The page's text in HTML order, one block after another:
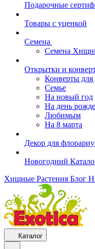
Подарочные
Товары с уценкой
Семена
Семена
Открытки и
Конверты для
Семье
На новый год
На день
Любимым
На 8 марта
Декор для
Новогодний
Хищные Растения Блог
Каталог